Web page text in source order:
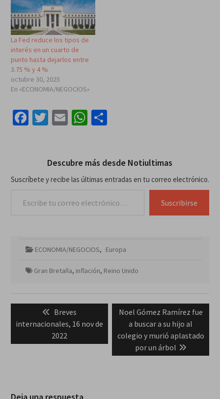
La Fed reduce los tipos de
interés en un cuarto de
punto hasta dejarlos entre
3.75 % y 4 %
octubre 30, 2025
En «ECONOMIA/NEGOCIOS»
Facebook
Twitter
EmailWhatsApp
Compartir
Descubre más desde Notiultimas
Suscríbete y recibe las últimas entradas en tu correo electrónico.
Suscribirse
ECONOMIA/NEGOCIOS, Europa
Gran Bretaña, inflación, Reino Unido
Navegación
entradas
Previous
post:
Breves
internacionales, 16 nov de
2022
Next
post:
Noel Gómez Ramírez fue
a buscar a su hijo al
colegio y murió aplastado
por un árbol